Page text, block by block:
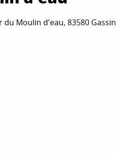
du Moulin d'eau, 83580 Gassin